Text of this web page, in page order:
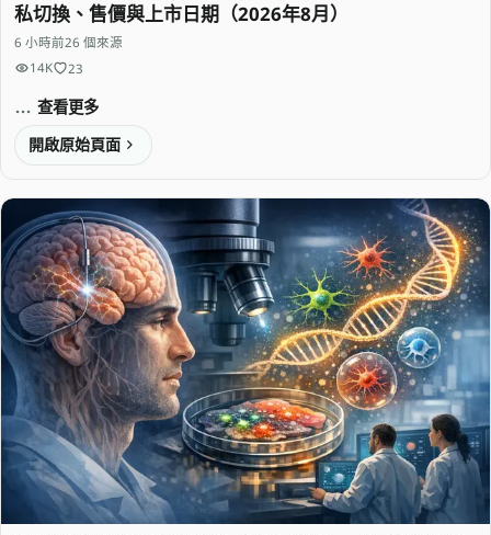
私切換、售價與上市日期（2026年8月）
6 小時前26 個來源
14K
23
查看更多
開啟原始頁面